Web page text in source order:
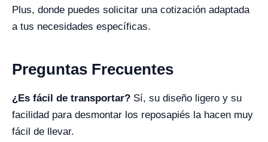
Plus, donde puedes solicitar una cotización adaptada
a tus necesidades específicas.
Preguntas Frecuentes
¿Es fácil de transportar? Sí, su diseño ligero y su
facilidad para desmontar los reposapiés la hacen muy
fácil de llevar.